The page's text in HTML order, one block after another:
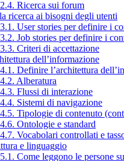
Ricerca sui forum
ricerca ai bisogni degli utenti
User stories per definire i
Job stories per definire i
Criteri di accettazione
dell’informazione
Definire l’architettura
Alberatura
Flussi di interazione
Sistemi di navigazione
Tipologie di contenuto
Ontologie e standard
Vocabolari controllati e
e linguaggio
Come leggono le persone